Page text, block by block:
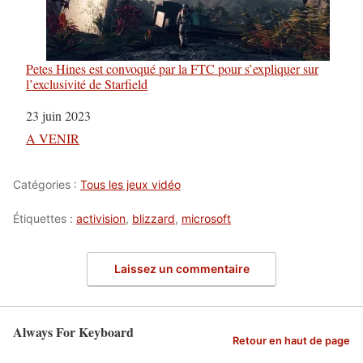
Petes Hines est convoqué par la FTC pour s’expliquer sur
l’exclusivité de Starfield
Date
23 juin 2023
Par rapport à
A VENIR
Catégories : Tous les jeux vidéo
Étiquettes : activision, blizzard, microsoft
Laissez un commentaire
Always For Keyboard Retour en haut de page